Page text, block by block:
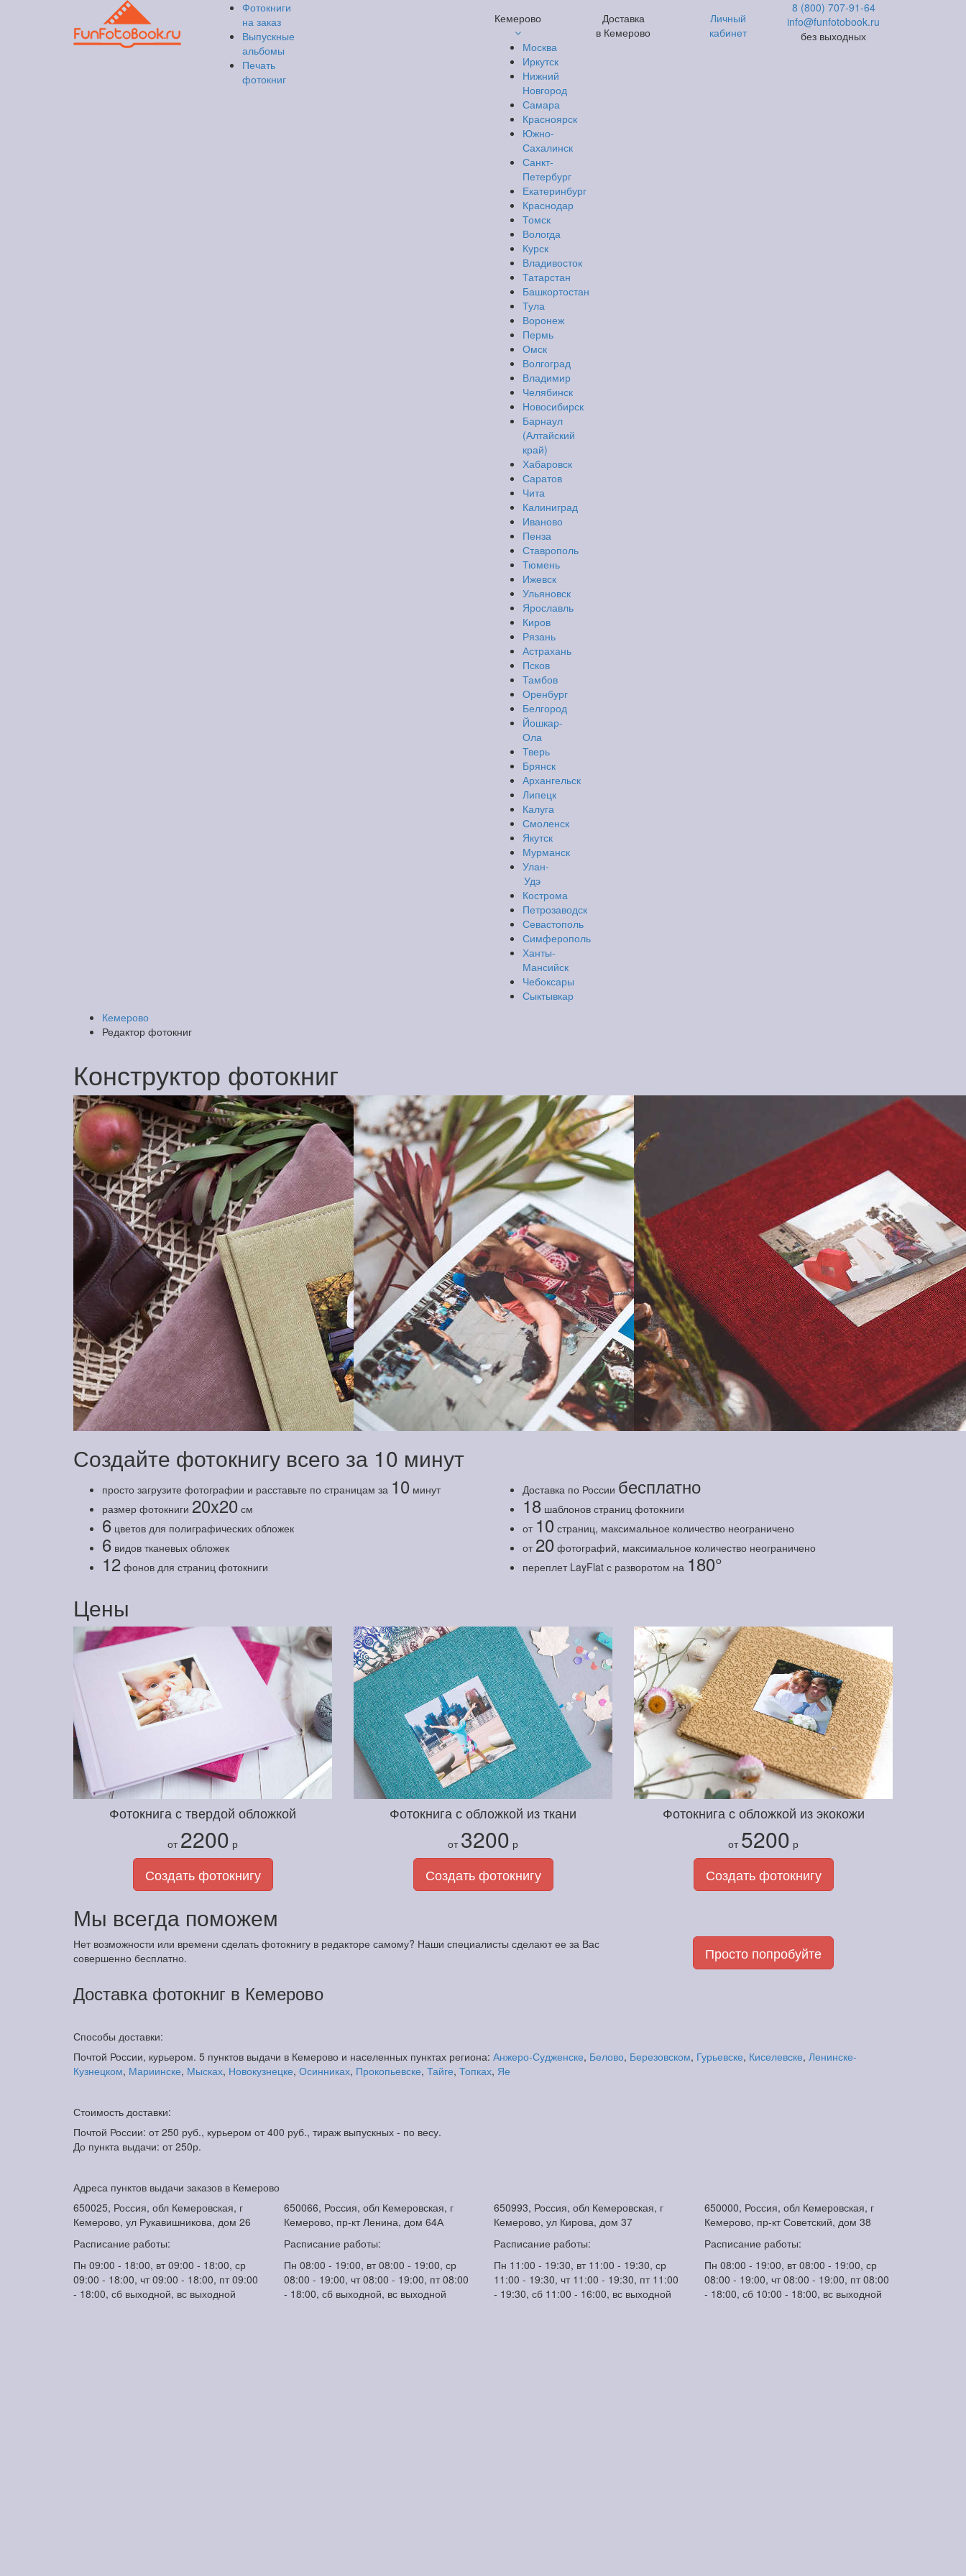
Фотокниги
на заказ
Выпускные
альбомы
Печать
фотокниг
Кемерово
Москва
Иркутск
Нижний
Новгород
Самара
Красноярск
Южно-
Сахалинск
Санкт-
Петербург
Екатеринбург
Краснодар
Томск
Вологда
Курск
Владивосток
Татарстан
Башкортостан
Тула
Воронеж
Пермь
Омск
Волгоград
Владимир
Челябинск
Новосибирск
Барнаул
(Алтайский
край)
Хабаровск
Саратов
Чита
Калиниград
Иваново
Пенза
Ставрополь
Тюмень
Ижевск
Ульяновск
Ярославль
Киров
Рязань
Астрахань
Псков
Тамбов
Оренбург
Белгород
Йошкар-
Ола
Тверь
Брянск
Архангельск
Липецк
Калуга
Смоленск
Якутск
Мурманск
Улан-
Удэ
Кострома
Петрозаводск
Севастополь
Симферополь
Ханты-
Мансийск
Чебоксары
Сыктывкар
Доставка
в Кемерово
Личный
кабинет
8 (800) 707-91-64
info@funfotobook.ru
без выходных
Кемерово
Редактор фотокниг
Конструктор фотокниг
Создайте фотокнигу всего за 10 минут
просто загрузите фотографии и расставьте по страницам за 10 минут
размер фотокниги 20x20 см
6 цветов для полиграфических обложек
6 видов тканевых обложек
12 фонов для страниц фотокниги
Доставка по России бесплатно
18 шаблонов страниц фотокниги
от 10 страниц, максимальное количество неограничено
от 20 фотографий, максимальное количество неограничено
переплет LayFlat с разворотом на 180°
Цены
Фотокнига с твердой обложкой
от 2200 р
Создать фотокнигу
Фотокнига с обложкой из ткани
от 3200 р
Создать фотокнигу
Фотокнига с обложкой из экокожи
от 5200 р
Создать фотокнигу
Мы всегда поможем
Нет возможности или времени сделать фотокнигу в редакторе самому? Наши специалисты сделают ее за Вас
совершенно бесплатно. Просто попробуйте
Доставка фотокниг в Кемерово
Способы доставки:
Почтой России, курьером. 5 пунктов выдачи в Кемерово и населенных пунктах региона: Анжеро-Судженске, Белово, Березовском, Гурьевске, Киселевске, Ленинске-
Кузнецком, Мариинске, Мысках, Новокузнецке, Осинниках, Прокопьевске, Тайге, Топках, Яе
Стоимость доставки:
Почтой России: от 250 руб., курьером от 400 руб., тираж выпускных - по весу.
До пункта выдачи: от 250р.
Адреса пунктов выдачи заказов в Кемерово
650025, Россия, обл Кемеровская, г
Кемерово, ул Рукавишникова, дом 26
650066, Россия, обл Кемеровская, г
Кемерово, пр-кт Ленина, дом 64А
650993, Россия, обл Кемеровская, г
Кемерово, ул Кирова, дом 37
650000, Россия, обл Кемеровская, г
Кемерово, пр-кт Советский, дом 38
Расписание работы:
Пн 09:00 - 18:00, вт 09:00 - 18:00, ср
09:00 - 18:00, чт 09:00 - 18:00, пт 09:00
- 18:00, сб выходной, вс выходной
Расписание работы:
Пн 08:00 - 19:00, вт 08:00 - 19:00, ср
08:00 - 19:00, чт 08:00 - 19:00, пт 08:00
- 18:00, сб выходной, вс выходной
Расписание работы:
Пн 11:00 - 19:30, вт 11:00 - 19:30, ср
11:00 - 19:30, чт 11:00 - 19:30, пт 11:00
- 19:30, сб 11:00 - 16:00, вс выходной
Расписание работы:
Пн 08:00 - 19:00, вт 08:00 - 19:00, ср
08:00 - 19:00, чт 08:00 - 19:00, пт 08:00
- 18:00, сб 10:00 - 18:00, вс выходной